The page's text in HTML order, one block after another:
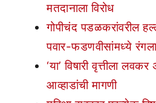
मतदानाला विरोध
गोपीचंद पडळकरांवरील
पवार-फडणवीसांमध्ये
‘या’ विषारी वृत्तीला
आव्हाडांची मागणी